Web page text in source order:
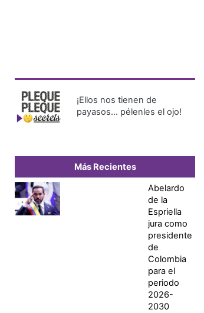
¡Ellos nos tienen de
payasos… pélenles el ojo!
Más Recientes
Abelardo
de la
Espriella
jura como
presidente
de
Colombia
para el
periodo
2026-
2030